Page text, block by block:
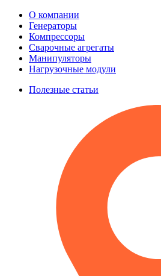
О компании
Генераторы
Компрессоры
Сварочные агрегаты
Манипуляторы
Нагрузочные модули
Полезные статьи